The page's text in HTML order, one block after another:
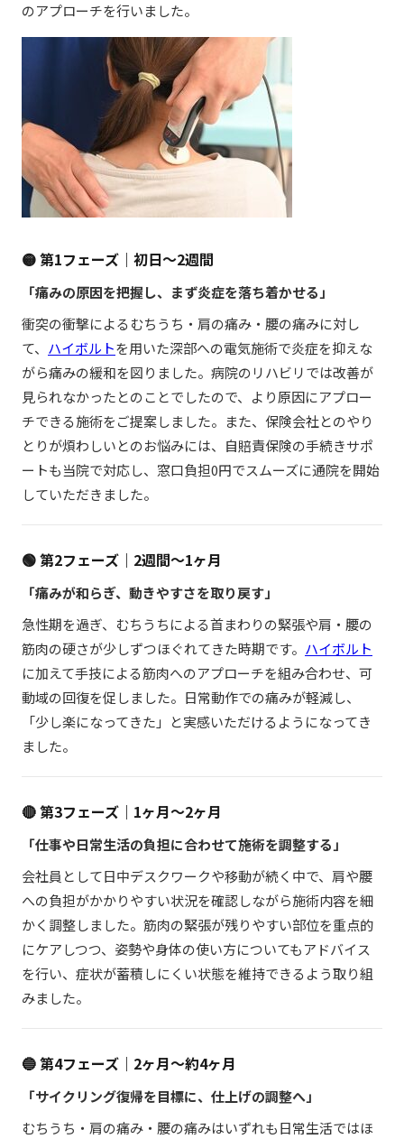
のアプローチを行いました。
🟡 第1フェーズ｜初日〜2週間
「痛みの原因を把握し、まず炎症を落ち着かせる」
衝突の衝撃によるむちうち・肩の痛み・腰の痛みに対し
て、 ハイボルトを用いた深部への電気施術で炎症を抑えな
がら痛みの緩和を図りました。病院のリハビリでは改善が
見られなかったとのことでしたので、より原因にアプロー
チできる施術をご提案しました。また、保険会社とのやり
とりが煩わしいとのお悩みには、自賠責保険の手続きサポ
ートも当院で対応し、窓口負担0円でスムーズに通院を開始
していただきました。
🟢 第2フェーズ｜2週間〜1ヶ月
「痛みが和らぎ、動きやすさを取り戻す」
急性期を過ぎ、むちうちによる首まわりの緊張や肩・腰の
筋肉の硬さが少しずつほぐれてきた時期です。 ハイボルト
に加えて手技による筋肉へのアプローチを組み合わせ、可
動域の回復を促しました。日常動作での痛みが軽減し、
「少し楽になってきた」と実感いただけるようになってき
ました。
🔴 第3フェーズ｜1ヶ月〜2ヶ月
「仕事や日常生活の負担に合わせて施術を調整する」
会社員として日中デスクワークや移動が続く中で、肩や腰
への負担がかかりやすい状況を確認しながら施術内容を細
かく調整しました。筋肉の緊張が残りやすい部位を重点的
にケアしつつ、姿勢や身体の使い方についてもアドバイス
を行い、症状が蓄積しにくい状態を維持できるよう取り組
みました。
🔵 第4フェーズ｜2ヶ月〜約4ヶ月
「サイクリング復帰を目標に、仕上げの調整へ」
むちうち・肩の痛み・腰の痛みはいずれも日常生活ではほ